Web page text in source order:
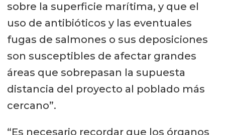
sobre la superficie marítima, y que el
uso de antibióticos y las eventuales
fugas de salmones o sus deposiciones
son susceptibles de afectar grandes
áreas que sobrepasan la supuesta
distancia del proyecto al poblado más
cercano”.
“Es necesario recordar que los órganos